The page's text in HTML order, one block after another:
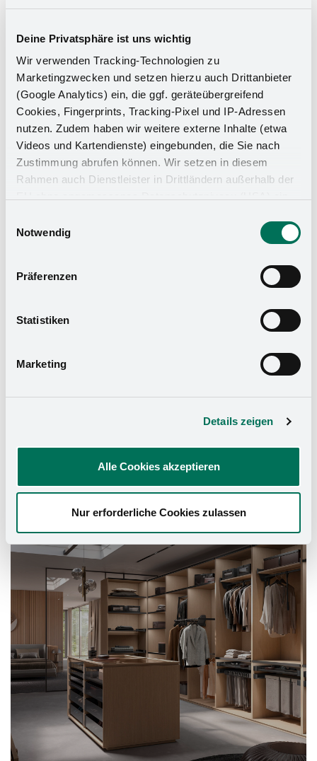
Deine Privatsphäre ist uns wichtig
Wir verwenden Tracking-Technologien zu
Marketingzwecken und setzen hierzu auch Drittanbieter
(Google Analytics) ein, die ggf. geräteübergreifend
Cookies, Fingerprints, Tracking-Pixel und IP-Adressen
nutzen. Zudem haben wir weitere externe Inhalte (etwa
Videos und Kartendienste) eingebunden, die Sie nach
Zustimmung abrufen können. Wir setzen in diesem
Rahmen auch Dienstleister in Drittländern außerhalb der
zu Sicherheits- und Überwachungszwecken zugreifen,
Rechtsmittel einlegen können. Mit Ihrer Einstellung
willigen Sie in die oben beschriebenen Vorgänge ein. Sie
widerrufen. Mehr Informationen finden Sie in unserer
Impressum.
Notwendig
Präferenzen
Statistiken
Marketing
Details zeigen
Alle Cookies akzeptieren
Nur erforderliche Cookies zulassen
Schrank-Ausstattung